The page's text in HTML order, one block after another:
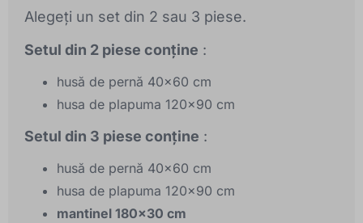
Alegeți un set din 2 sau 3 piese.
Setul din 2 piese conține :
husă de pernă 40x60 cm
husa de plapuma 120x90 cm
Setul din 3 piese conține :
husă de pernă 40x60 cm
husa de plapuma 120x90 cm
mantinel 180x30 cm